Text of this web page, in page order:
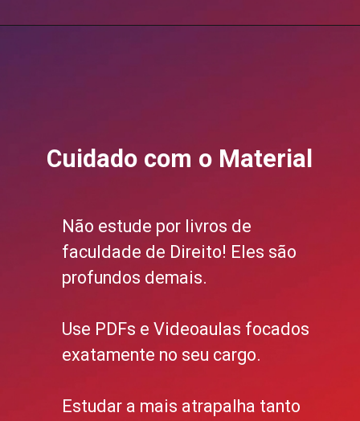
Cuidado com o Material
Não estude por livros de
faculdade de Direito! Eles são
profundos demais.
Use PDFs e Videoaulas focados
exatamente no seu cargo.
Estudar a mais atrapalha tanto